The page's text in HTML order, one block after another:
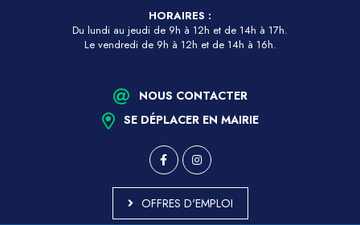
HORAIRES :
Du lundi au jeudi de 9h à 12h et de 14h à 17h.
Le vendredi de 9h à 12h et de 14h à 16h.
NOUS CONTACTER
SE DÉPLACER EN MAIRIE
OFFRES D'EMPLOI